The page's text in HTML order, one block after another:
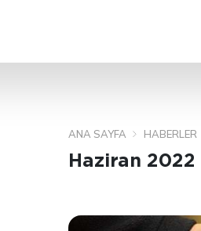
ANA SAYFA HABERLER
Haziran 2022